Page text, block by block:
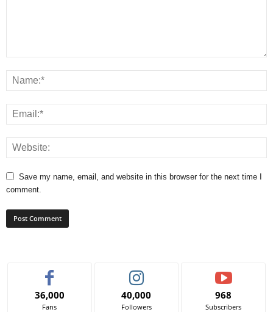
Save my name, email, and website in this browser for the next time I
comment.
36,000
Fans
40,000
Followers
968
Subscribers